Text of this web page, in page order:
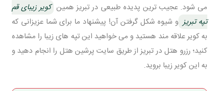
می شود. عجیب ترین پدیده طبیعی در تبریز همین کویر زیبای قم
تپه تبریز و شیوه شکل گرفتن آن! پیشنهاد ما برای شما عزیزانی که
به کویر علاقه مند هستید و می خواهید این تپه های زیبا را مشاهده
کنید؛ رزرو هتل در تبریز از طریق سایت پرشین هتل را انجام دهید و
به این کویر زیبا بروید.